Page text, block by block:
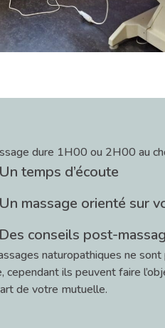
dure 1H00 ou 2H00 au
Un temps d’écoute
Un massage orienté sur
Des conseils post-
naturopathiques ne
cependant ils peuvent faire
de votre mutuelle.